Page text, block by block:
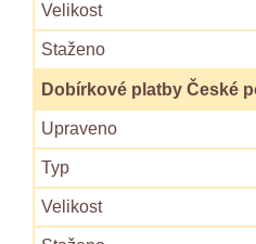
Dobírkové platby České